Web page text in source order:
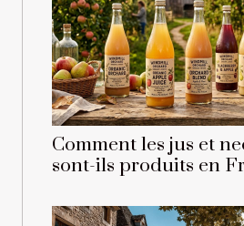
Comment les jus et
sont-ils produits en